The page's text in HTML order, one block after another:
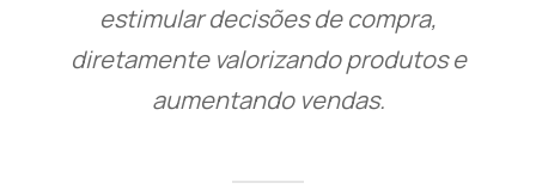
estimular decisões de compra,
diretamente valorizando produtos e
aumentando vendas.